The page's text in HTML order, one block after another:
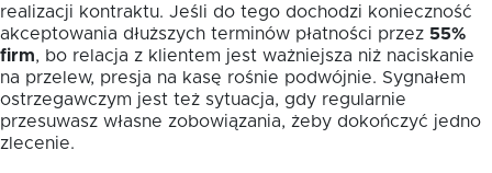
realizacji kontraktu. Jeśli do tego dochodzi konieczność
akceptowania dłuższych terminów płatności przez 55%
firm, bo relacja z klientem jest ważniejsza niż naciskanie
na przelew, presja na kasę rośnie podwójnie. Sygnałem
ostrzegawczym jest też sytuacja, gdy regularnie
przesuwasz własne zobowiązania, żeby dokończyć jedno
zlecenie.